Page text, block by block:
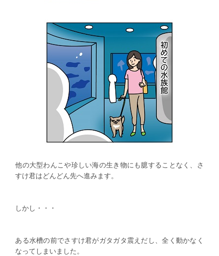
他の大型わんこや珍しい海の生き物にも臆することなく、さ
すけ君はどんどん先へ進みます。
しかし・・・
ある水槽の前でさすけ君がガタガタ震えだし、全く動かなく
なってしまいました。